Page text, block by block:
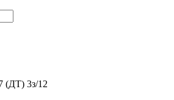
(ДТ) 3з/12